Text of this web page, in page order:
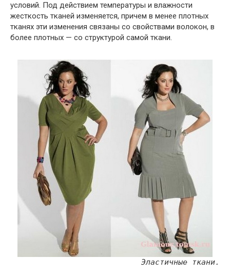
условий. Под действием температуры и влажности
жесткость тканей изменяется, причем в менее плотных
тканях эти изменения связаны со свойствами волокон, в
более плотных — со структурой самой ткани.
Эластичные ткани.